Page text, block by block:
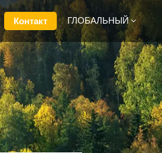
Контакт ГЛОБАЛЬНЫЙ
English
Français
Deutsch